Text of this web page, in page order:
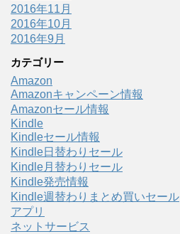
2016年11月
2016年10月
2016年9月
カテゴリー
Amazon
Amazonキャンペーン情報
Amazonセール情報
Kindle
Kindleセール情報
Kindle日替わりセール
Kindle月替わりセール
Kindle発売情報
Kindle週替わりまとめ買いセール
アプリ
ネットサービス